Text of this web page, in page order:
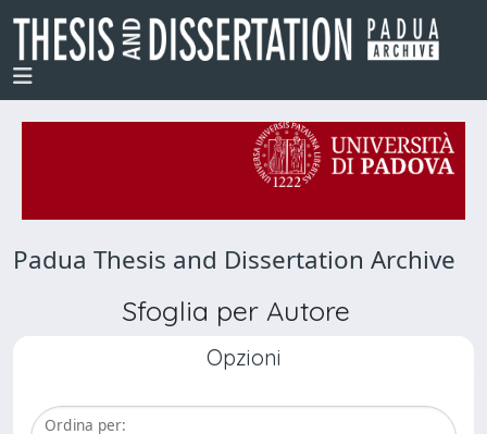
Padua Thesis and Dissertation Archive
Sfoglia per Autore
Opzioni
Ordina per: